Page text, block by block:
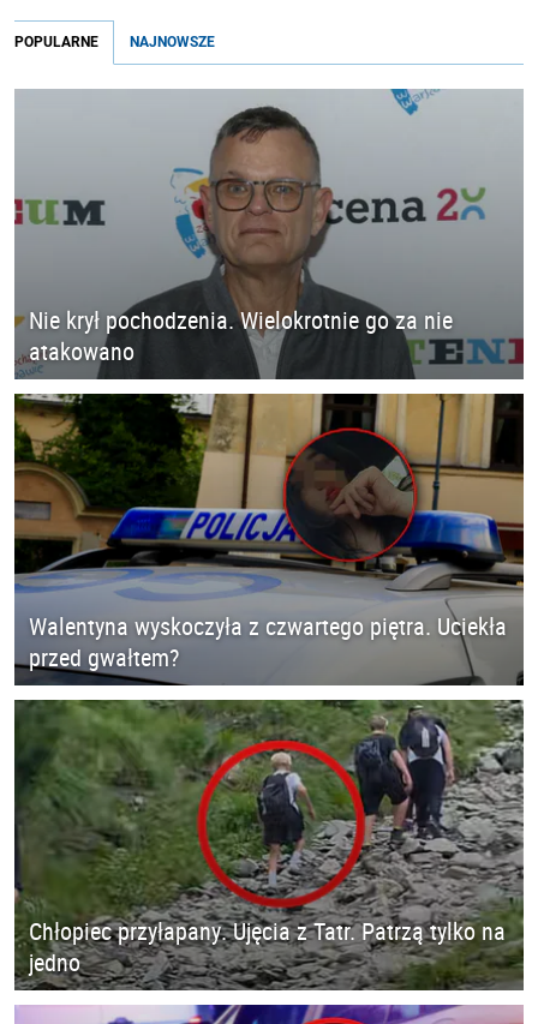
POPULARNE NAJNOWSZE
Nie krył pochodzenia. Wielokrotnie go za nie
atakowano
Walentyna wyskoczyła z czwartego piętra. Uciekła
przed gwałtem?
Chłopiec przyłapany. Ujęcia z Tatr. Patrzą tylko na
jedno